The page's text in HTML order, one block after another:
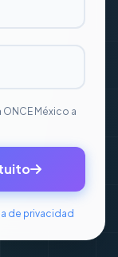
México a
de privacidad